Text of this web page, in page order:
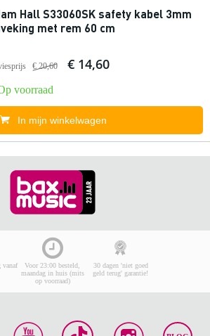
Hall S33060SK safety kabel 3mm
met rem 60 cm
€ 20,60 € 14,60
voorraad
In mijn winkelwagen
vanaf
Voor 23:00 besteld,
maandag in huis (mits
op voorraad)
30 dagen 'niet goed
geld terug' garantie!